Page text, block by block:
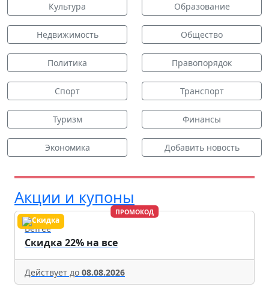
Культура Образование
Недвижимость Общество
Политика Правопорядок
Спорт Транспорт
Туризм Финансы
Экономика Добавить новость
Акции и купоны
ПРОМОКОД
Befree
Скидка 22% на все
Действует до 08.08.2026